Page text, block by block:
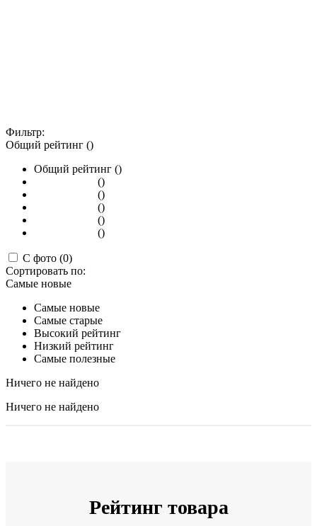
Фильтр:
Общий рейтинг ()
Общий рейтинг ()
()
()
()
()
()
С фото (0)
Сортировать по:
Самые новые
Самые новые
Самые старые
Высокий рейтинг
Низкий рейтинг
Самые полезные
Ничего не найдено
Ничего не найдено
Рейтинг товара